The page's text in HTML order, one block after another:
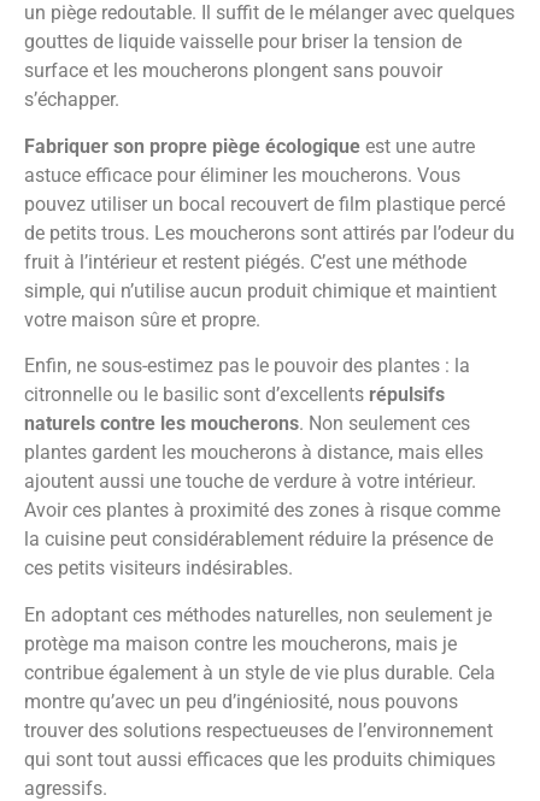
un piège redoutable. Il suffit de le mélanger avec quelques
gouttes de liquide vaisselle pour briser la tension de
surface et les moucherons plongent sans pouvoir
s’échapper.
Fabriquer son propre piège écologique est une autre
astuce efficace pour éliminer les moucherons. Vous
pouvez utiliser un bocal recouvert de film plastique percé
de petits trous. Les moucherons sont attirés par l’odeur du
fruit à l’intérieur et restent piégés. C’est une méthode
simple, qui n’utilise aucun produit chimique et maintient
votre maison sûre et propre.
Enfin, ne sous-estimez pas le pouvoir des plantes : la
citronnelle ou le basilic sont d’excellents répulsifs
naturels contre les moucherons. Non seulement ces
plantes gardent les moucherons à distance, mais elles
ajoutent aussi une touche de verdure à votre intérieur.
Avoir ces plantes à proximité des zones à risque comme
la cuisine peut considérablement réduire la présence de
ces petits visiteurs indésirables.
En adoptant ces méthodes naturelles, non seulement je
protège ma maison contre les moucherons, mais je
contribue également à un style de vie plus durable. Cela
montre qu’avec un peu d’ingéniosité, nous pouvons
trouver des solutions respectueuses de l’environnement
qui sont tout aussi efficaces que les produits chimiques
agressifs.